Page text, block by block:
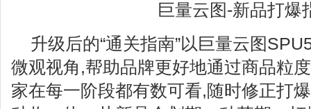
巨量云图-新品打爆
升级后的“通关指南”以巨量云图
微观视角,帮助品牌更好地通过商品粒
家在每一阶段都有数可看,随时修正打